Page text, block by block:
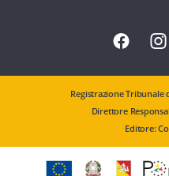
Registrazione Tribunale
Direttore
Editore: